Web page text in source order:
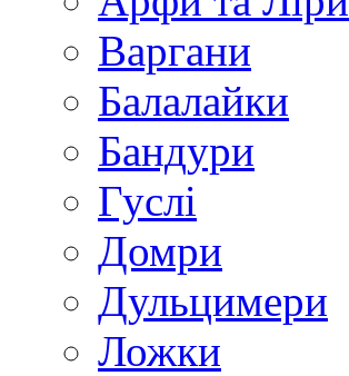
Варгани
Балалайки
Бандури
Гуслі
Домри
Дульцимери
Ложки